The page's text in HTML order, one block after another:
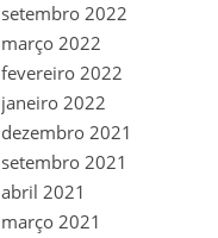
setembro 2022
março 2022
fevereiro 2022
janeiro 2022
dezembro 2021
setembro 2021
abril 2021
março 2021